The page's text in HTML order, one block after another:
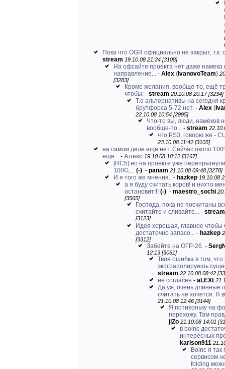
Пока что OGR официально не закрыт, т.к.
stream 19.10.08 21:24 [3108]
На офсайте проекта нет даже намека
направление... - Alex ( IvanovoTeam)
[3283]
Кроме желания, вообще-то, ещё
чтобы: - stream 20.10.08 20:17 [3234]
Т.е альтернативы на сегодня
брутфорса 5-72 нет. - Alex (
22.10.08 10:54 [2995]
Что-то вы, люди, намёков
вообще-то... - stream
что PS3, говорю же -
23.10.08 11:42 [3105]
на самом деле еще нет. Сейчас около
еще... - Алекс 19.10.08 18:12 [3167]
[RC5] но на проекте уже
100G,... (-) - panam 21.10.08 09:48 [3278]
И я того же мнения.. - hazkep 19.10.08
а я буду считать коров! и нихто
остановит!!! (-) - maestro_sochi
[3565]
Господа, пока не посчитаны
считайте и сливайте... - stream
[3123]
Идея хорошая, главное чтобы
достаточно запасо... - hazkep
[3312]
Забейте на ОГР-26. -
12:13 [3061]
Твоя ошибка в том, что
экстраполируешь
stream 22.10.08 08:42
не согласен - aLEXt
Да уж, очень длинные
считать не хочется. Я
21.10.08 12:46 [3144]
Я потихоньку на
перехожу. Там
jiZo 21.10.08 14:01
в boinc
интересных
karlson911
Boinc я так
сервисом
folding